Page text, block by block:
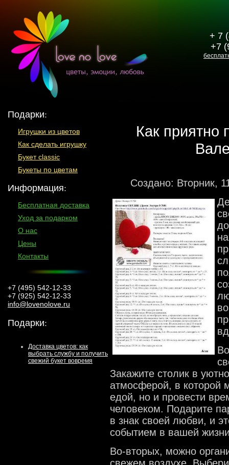
+ 7
+7
Подарки:
Игрушки из цветов
Как сделать игрушку
Букет classic
Букеты по цветам
Информация:
Бесплатная доставка
Уход за подарком
О нас
Цены
Контакты
+7 (495) 542-12-33
+7 (925) 542-12-33
info@lovenolove.ru
Подарки:
Доставка цветов: как
выбрать службу и получить
свежий букет вовремя
Как приятно
Создано: Вторник,
Закажите столик в
атмосферой, в которой
едой, но и провести
человеком. Подарите
в знак своей любви, и
событием в вашей
Во-вторых, можно
свежем воздухе.